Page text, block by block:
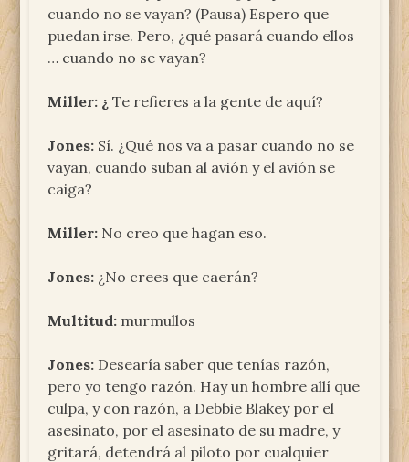
cuando no se vayan? (Pausa) Espero que
puedan irse. Pero, ¿qué pasará cuando ellos
… cuando no se vayan?
Miller: ¿ Te refieres a la gente de aquí?
Jones: Sí. ¿Qué nos va a pasar cuando no se
vayan, cuando suban al avión y el avión se
caiga?
Miller: No creo que hagan eso.
Jones: ¿No crees que caerán?
Multitud: murmullos
Jones: Desearía saber que tenías razón,
pero yo tengo razón. Hay un hombre allí que
culpa, y con razón, a Debbie Blakey por el
asesinato, por el asesinato de su madre, y
gritará, detendrá al piloto por cualquier